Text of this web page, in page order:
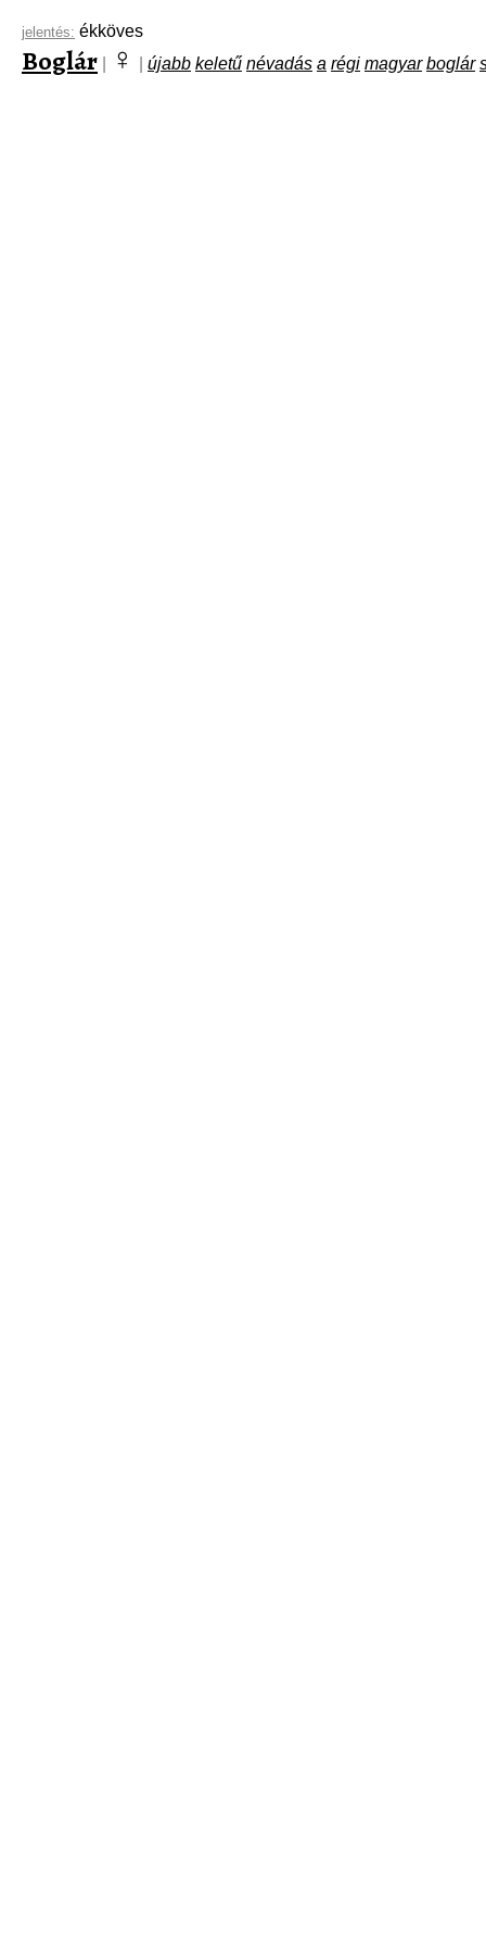
jelentés: ékköves
Boglár ♀ újabb keletű névadás a régi magyar boglár